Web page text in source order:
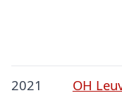
2021 OH